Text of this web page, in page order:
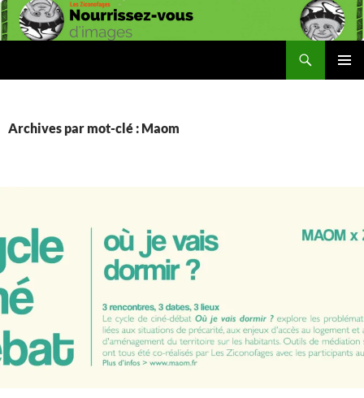
Aller
au
Archives par mot-clé : Maom